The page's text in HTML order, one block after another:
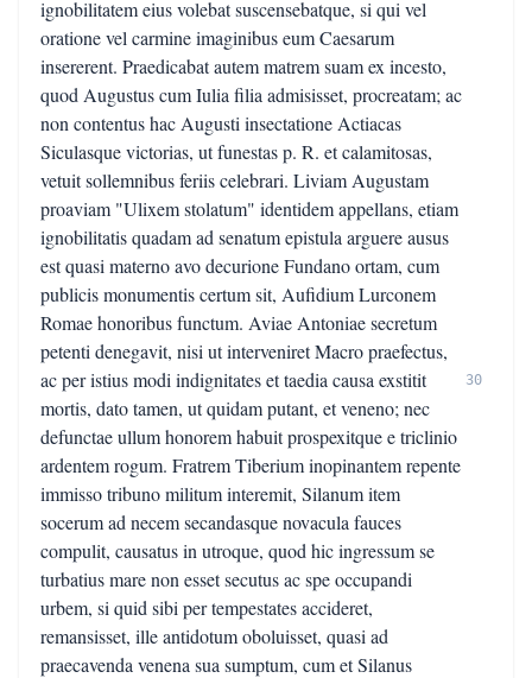
ignobilitatem eius volebat suscensebatque, si qui vel
oratione vel carmine imaginibus eum Caesarum
insererent. Praedicabat autem matrem suam ex incesto,
quod Augustus cum Iulia filia admisisset, procreatam; ac
non contentus hac Augusti insectatione Actiacas
Siculasque victorias, ut funestas p. R. et calamitosas,
vetuit sollemnibus feriis celebrari. Liviam Augustam
proaviam "Ulixem stolatum" identidem appellans, etiam
ignobilitatis quadam ad senatum epistula arguere ausus
est quasi materno avo decurione Fundano ortam, cum
publicis monumentis certum sit, Aufidium Lurconem
Romae honoribus functum. Aviae Antoniae secretum
petenti denegavit, nisi ut interveniret Macro praefectus,
ac per istius modi indignitates et taedia causa exstitit
mortis, dato tamen, ut quidam putant, et veneno; nec
defunctae ullum honorem habuit prospexitque e triclinio
ardentem rogum. Fratrem Tiberium inopinantem repente
immisso tribuno militum interemit, Silanum item
socerum ad necem secandasque novacula fauces
compulit, causatus in utroque, quod hic ingressum se
turbatius mare non esset secutus ac spe occupandi
urbem, si quid sibi per tempestates accideret,
remansisset, ille antidotum oboluisset, quasi ad
praecavenda venena sua sumptum, cum et Silanus
30